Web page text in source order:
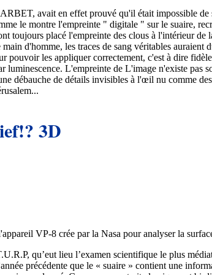
avait en effet prouvé qu'il était impossible de
le montre l'empreinte " digitale " sur le suaire,
toujours placé l'empreinte des clous à l'intérieur de
d'homme, les traces de sang véritables
pouvoir les appliquer correctement, c'est à dire
luminescence. L'empreinte de L'image n'existe pas
débauche de détails invisibles à l'œil nu comme
3D
VP-8 crée par la Nasa pour analyser la
qu’eut lieu l’examen scientifique le plus
précédente que le « suaire » contient une